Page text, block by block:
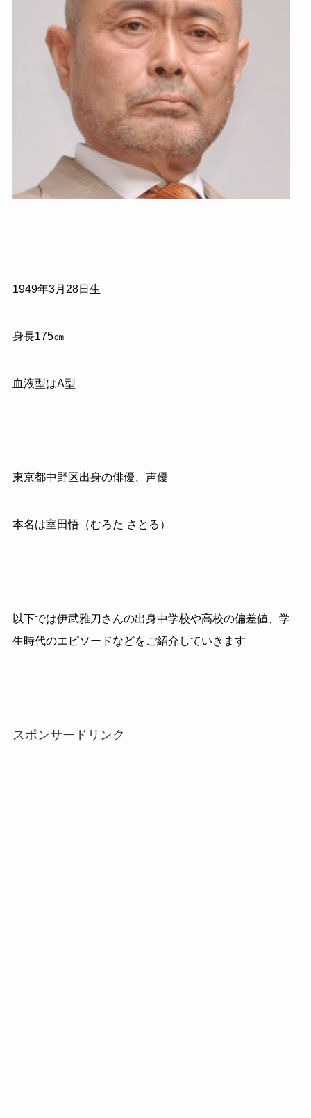
1949年3月 28日生
身長175㎝
血液型はA型
東京都中野区出身の俳優、声優
本名は室田悟（むろた さとる）
以下では伊武雅刀さんの出身中学校や高校の偏差値、学
生時代のエピソードなどをご紹介していきます
スポンサードリンク